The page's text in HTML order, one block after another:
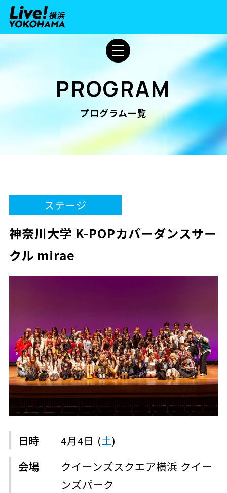
PROGRAM
プログラム一覧
ステージ
神奈川大学 K-POPカバーダンスサー
クル mirae
日時 4月4日 (土)
会場
クイーンズスクエア横浜 クイー
ンズパーク